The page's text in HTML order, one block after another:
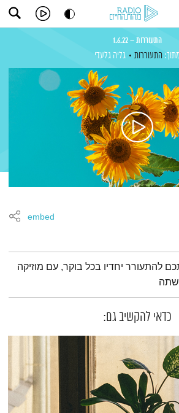
התעוררות – 1.6.22
התעוררות גליה גלעדי
embed
להתעורר יחדיו בכל בוקר, עם מוזיקה
כדאי להקשיב גם: